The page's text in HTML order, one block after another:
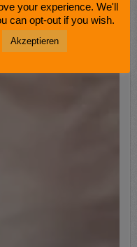
your experience. We'll
can opt-out if you wish.
Akzeptieren